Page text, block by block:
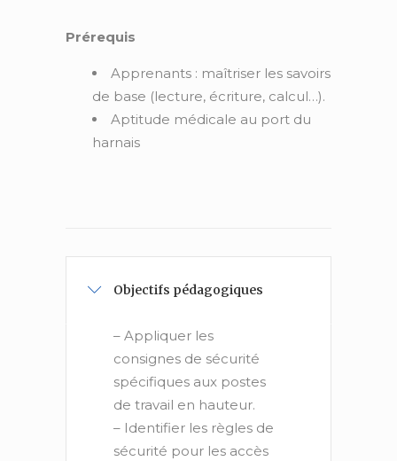
Prérequis
Apprenants : maîtriser les savoirs
de base (lecture, écriture, calcul…).
Aptitude médicale au port du
harnais
Objectifs pédagogiques
– Appliquer les
consignes de sécurité
spécifiques aux postes
de travail en hauteur.
– Identifier les règles de
sécurité pour les accès